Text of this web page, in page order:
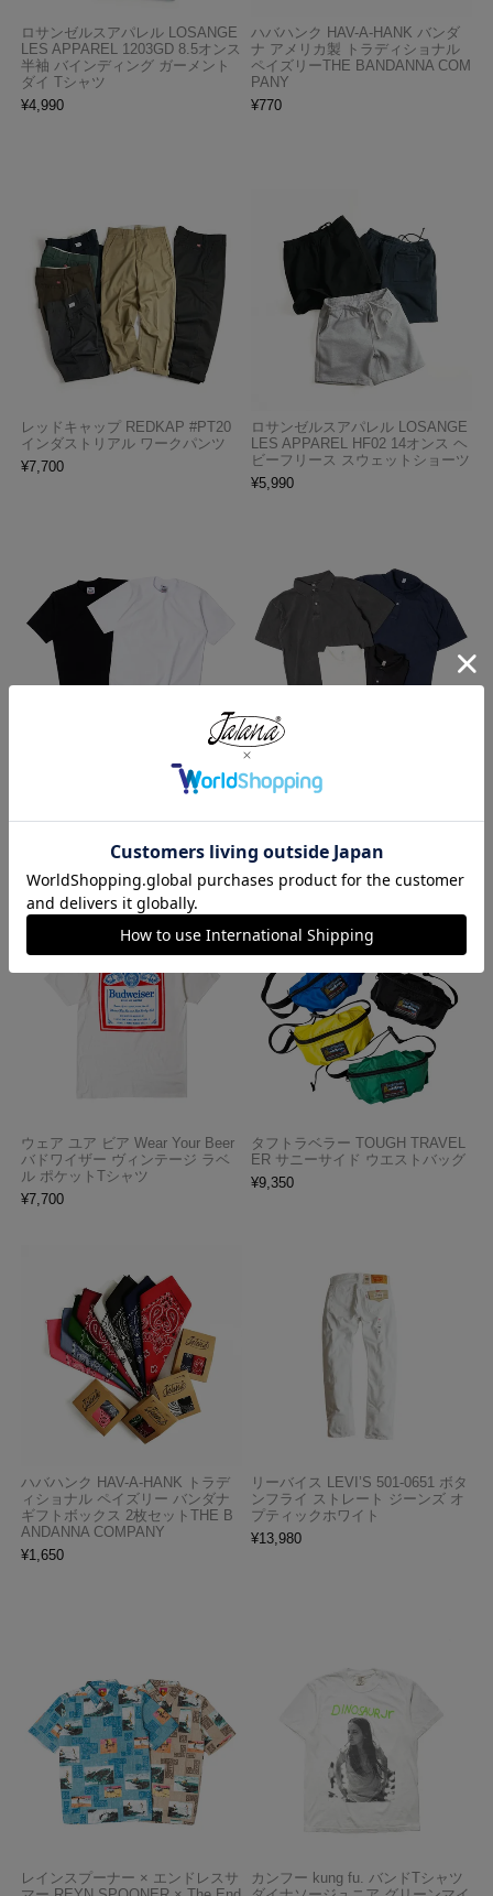
ロサンゼルスアパレル LOSANGE
LES APPAREL 1203GD 8.5オンス
半袖 バインディング ガーメント
ダイ Tシャツ
¥4,990
ハバハンク HAV-A-HANK バンダ
ナ アメリカ製 トラディショナル
ペイズリーTHE BANDANNA COM
PANY
¥770
レッドキャップ REDKAP #PT20
インダストリアル ワークパンツ
¥7,700
ロサンゼルスアパレル LOSANGE
LES APPAREL HF02 14オンス ヘ
ビーフリース スウェットショーツ
¥5,990
プロクラブ PRO CLUB ヘビーウ
ェイト コットン 半袖 クルーネッ
¥1,990
LES APPAREL 18412GD 18/1 シ
¥6,990
今週のベストセラー
ウェア ユア ビア Wear Your Beer
バドワイザー ヴィンテージ ラベ
ル ポケットTシャツ
¥7,700
タフトラベラー TOUGH TRAVEL
ER サニーサイド ウエストバッグ
¥9,350
ハバハンク HAV-A-HANK トラデ
ィショナル ペイズリー バンダナ
ギフトボックス 2枚セットTHE B
ANDANNA COMPANY
¥1,650
リーバイス LEVI’S 501-0651 ボタ
ンフライ ストレート ジーンズ オ
プティックホワイト
¥13,980
レインスプーナー × エンドレスサ
カンフー kung fu. バンドTシャツ